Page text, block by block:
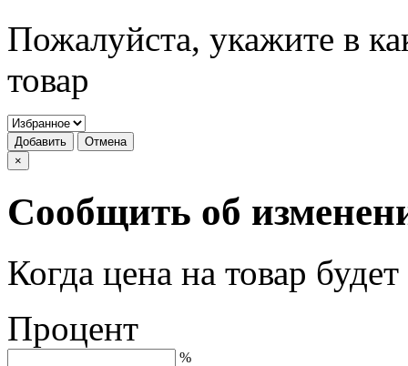
Пожалуйста, укажите в
товар
Добавить
Отмена
×
Сообщить об
Когда цена на товар
Процент
%